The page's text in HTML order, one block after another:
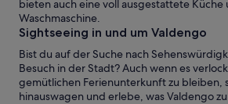
bieten auch eine voll ausgestattete Küche
Waschmaschine.
Sightseeing in und um Valdengo
Bist du auf der Suche nach
Besuch in der Stadt? Auch wenn es
gemütlichen Ferienunterkunft zu bleiben,
hinauswagen und erlebe, was Valdengo